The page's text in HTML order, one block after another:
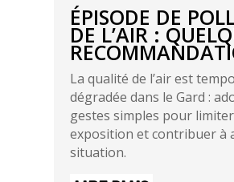
ÉPISODE DE
DE L’AIR :
La qualité de l’air est
dégradée dans le Gard :
gestes simples pour
exposition et contribuer à
situation.